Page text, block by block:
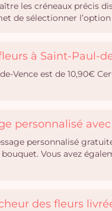
les créneaux précis
de sélectionner
à Saint-Paul-
Vence est de 10,90€
personnalisé
personnalisé
Vous avez
des fleurs